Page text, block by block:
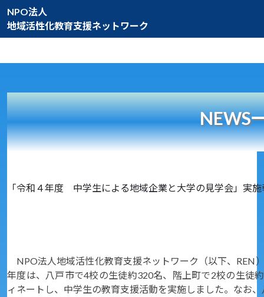
NPO法人
地域活性化教育支援ネットワーク
NEWS
「令和４年度 中学生による地域企業と大学の見学会」実施
NPO法人地域活性化教育支援ネットワーク（以下、REN
年度は、八戸市で4校の生徒約320名、階上町で2校の生徒
ィネートし、中学生の教育支援活動を実施しました。なお